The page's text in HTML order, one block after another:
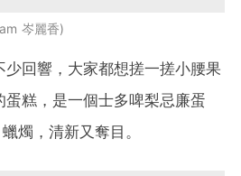
岑麗香
回響，大家都想搓一搓小腰果
糕，是一個士多啤梨忌廉蛋
燭，清新又奪目。